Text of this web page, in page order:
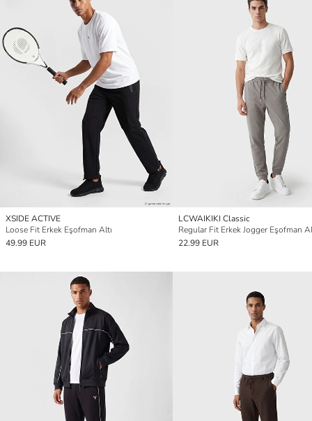
XSIDE ACTIVE
Loose Fit Erkek Eşofman Altı
49.99 EUR
LCWAIKIKI Classic
Regular Fit Erkek Jogger Eşofman
22.99 EUR